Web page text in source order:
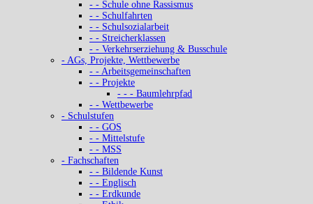
- - Schule ohne Rassismus
- - Schulfahrten
- - Schulsozialarbeit
- - Streicherklassen
- - Verkehrserziehung & Busschule
- AGs, Projekte, Wettbewerbe
- - Arbeitsgemeinschaften
- - Projekte
- - - Baumlehrpfad
- - Wettbewerbe
- Schulstufen
- - GOS
- - Mittelstufe
- - MSS
- Fachschaften
- - Bildende Kunst
- - Englisch
- - Erdkunde